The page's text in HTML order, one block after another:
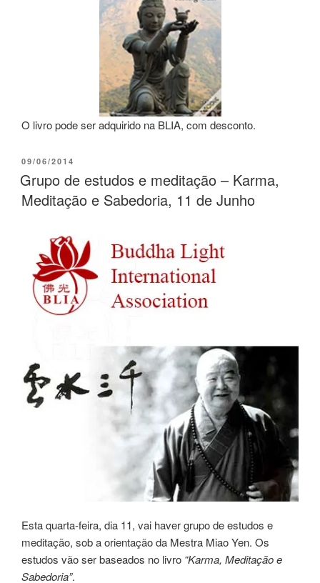
O livro pode ser adquirido na BLIA, com desconto.
09/06/2014
Grupo de estudos e meditação – Karma,
Meditação e Sabedoria, 11 de Junho
Esta quarta-feira, dia 11, vai haver grupo de estudos e
meditação, sob a orientação da Mestra Miao Yen. Os
estudos vão ser baseados no livro “Karma, Meditação e
Sabedoria”.